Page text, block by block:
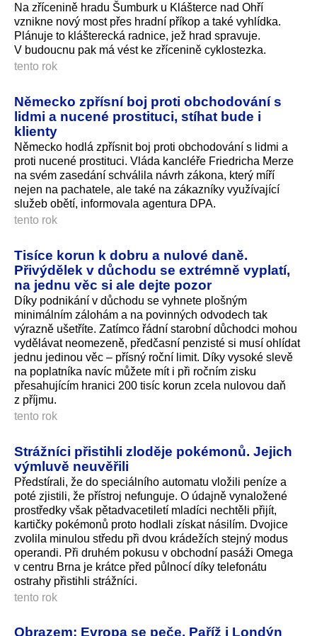
Na zřícenině hradu Šumburk u Klášterce nad Ohří
vznikne nový most přes hradní příkop a také vyhlídka.
Plánuje to klášterecká radnice, jež hrad spravuje.
V budoucnu pak má vést ke zřícenině cyklostezka.
tento rok
Německo zpřísní boj proti obchodování s
lidmi a nucené prostituci, stíhat bude i
klienty
Německo hodlá zpřísnit boj proti obchodování s lidmi a
proti nucené prostituci. Vláda kancléře Friedricha Merze
na svém zasedání schválila návrh zákona, který míří
nejen na pachatele, ale také na zákazníky využívající
služeb obětí, informovala agentura DPA.
tento rok
Tisíce korun k dobru a nulové daně.
Přivýdělek v důchodu se extrémně vyplatí,
na jednu věc si ale dejte pozor
Díky podnikání v důchodu se vyhnete plošným
minimálním zálohám a na povinných odvodech tak
výrazně ušetříte. Zatímco řádní starobní důchodci mohou
vydělávat neomezeně, předčasní penzisté si musí ohlídat
jednu jedinou věc – přísný roční limit. Díky vysoké slevě
na poplatníka navíc můžete mít i při ročním zisku
přesahujícím hranici 200 tisíc korun zcela nulovou daň
z příjmu.
tento rok
Strážníci přistihli zloděje pokémonů. Jejich
výmluvě neuvěřili
Předstírali, že do speciálního automatu vložili peníze a
poté zjistili, že přístroj nefunguje. O údajně vynaložené
prostředky však pětadvacetiletí mladíci nechtěli přijít,
kartičky pokémonů proto hodlali získat násilím. Dvojice
zvolila minulou středu při dvou krádežích stejný modus
operandi. Při druhém pokusu v obchodní pasáži Omega
v centru Brna je krátce před půlnocí díky telefonátu
ostrahy přistihli strážníci.
tento rok
Obrazem: Evropa se peče. Paříž i Londýn